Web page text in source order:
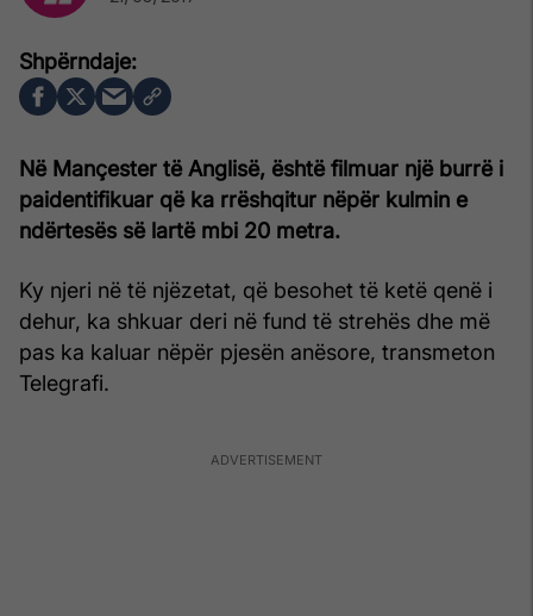
Në Mançester të Anglisë, është filmuar një burrë i
paidentifikuar që ka rrëshqitur nëpër kulmin e
ndërtesës së lartë mbi 20 metra.
Ky njeri në të njëzetat, që besohet të ketë qenë i
dehur, ka shkuar deri në fund të strehës dhe më
pas ka kaluar nëpër pjesën anësore, transmeton
Telegrafi.